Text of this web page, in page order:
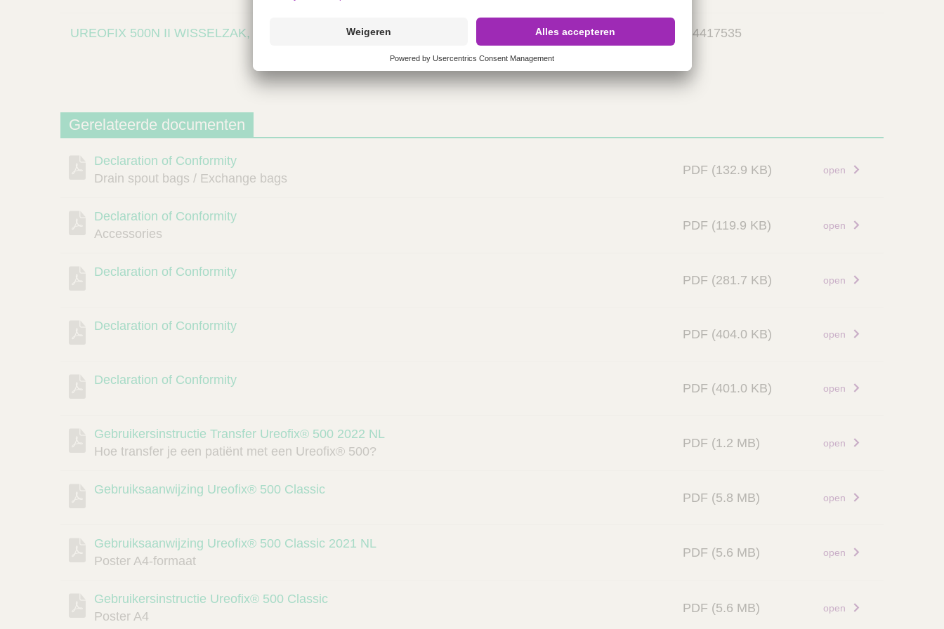
UREOFIX 500N II WISSELZAK, 1,5 LTR 4417535
Gerelateerde documenten
Beschrijving Document
Declaration of Conformity
Drain spout bags / Exchange bags
PDF (132.9 KB) open
Declaration of Conformity
Accessories
PDF (119.9 KB) open
Declaration of Conformity
PDF (281.7 KB) open
Declaration of Conformity
PDF (404.0 KB) open
Declaration of Conformity
PDF (401.0 KB) open
Gebruikersinstructie Transfer Ureofix® 500 2022 NL
Hoe transfer je een patiënt met een Ureofix® 500?
PDF (1.2 MB) open
Gebruiksaanwijzing Ureofix® 500 Classic
PDF (5.8 MB) open
Gebruiksaanwijzing Ureofix® 500 Classic 2021 NL
Poster A4-formaat
PDF (5.6 MB) open
Gebruikersinstructie Ureofix® 500 Classic
Poster A4
PDF (5.6 MB) open